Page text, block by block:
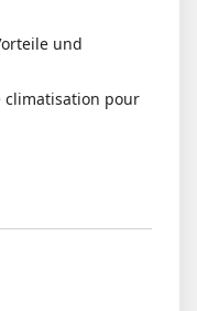
und
climatisation pour